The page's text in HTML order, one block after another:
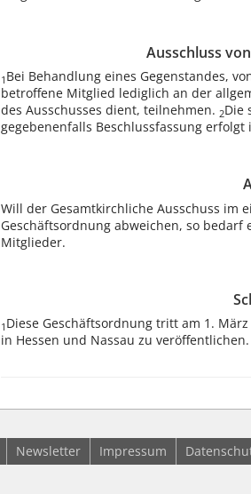
Ausschluss
1 Bei Behandlung eines Gegenstandes,
betroffene Mitglied lediglich an der
des Ausschusses dient, teilnehmen. 2Die
gegebenenfalls Beschlussfassung
Will der Gesamtkirchliche Ausschuss im
Geschäftsordnung abweichen, so bedarf
Mitglieder.
1 Diese Geschäftsordnung tritt am 1.
in Hessen und Nassau zu veröffentlichen.
Newsletter Impressum